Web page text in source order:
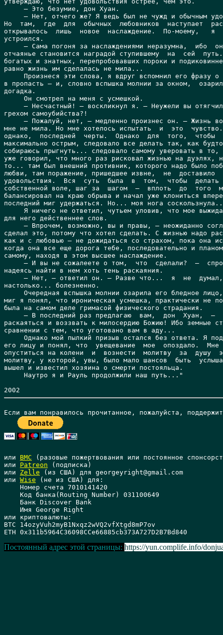
или BMC (разовые пожертвования или постоянное
или Patreon (подписка)
или Zelle (из США) для georgeyright@gmail.com
или Wise (не из США) для:
    Номер счета 7010141420
    Код банка(Routing Number) 031100649
    Банк Discover Bank
    Имя George Right
или криптовалюты:
BTC 14ozyVuh2myB1Nxqz2wVQ2vfXtgd8mP7ov
Постоянный адрес этой страницы: https://yun.complife.info/